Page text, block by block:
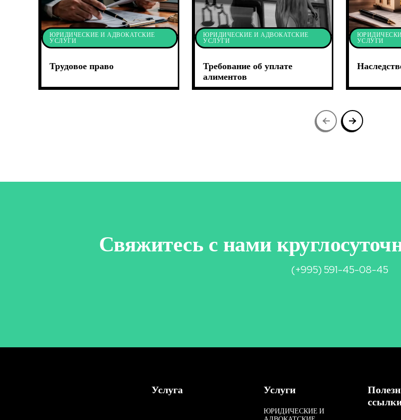
ЮРИДИЧЕСКИЕ И АДВОКАТСКИЕ
УСЛУГИ
Трудовое право
ЮРИДИЧЕСКИЕ И АДВОКАТСКИЕ
УСЛУГИ
Требование об уплате
алиментов
УСЛУГИ
Свяжитесь с нами
(+995) 591-45-08-45
Услуга Услуги
ЮРИДИЧЕСКИЕ И